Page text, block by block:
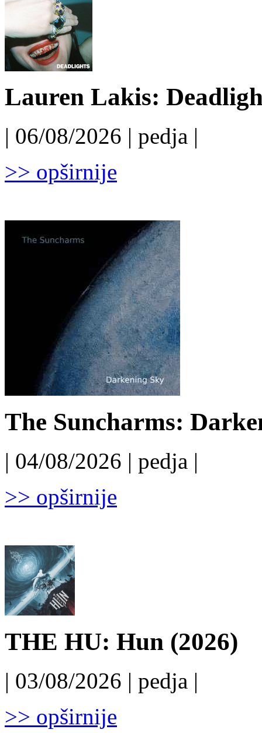
Lauren Lakis:
| 06/08/2026 | pedja |
>> opširnije
The Suncharms:
| 04/08/2026 | pedja |
>> opširnije
THE HU: Hun (2026)
| 03/08/2026 | pedja |
>> opširnije